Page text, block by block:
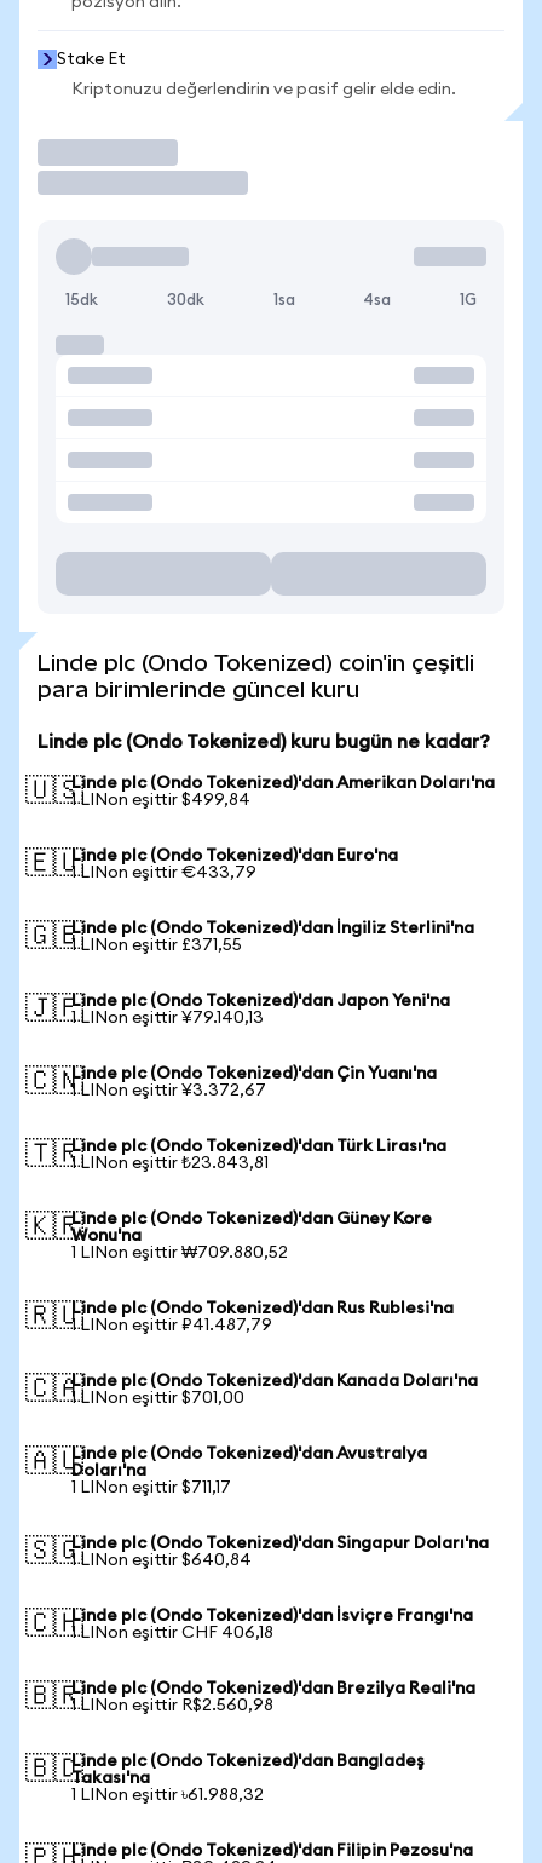
Stake Et
Kriptonuzu değerlendirin ve pasif gelir elde edin.
15dk 30dk 1sa 4sa 1G
Linde plc (Ondo Tokenized) coin'in çeşitli
para birimlerinde güncel kuru
Linde plc (Ondo Tokenized) kuru bugün ne kadar?
🇺🇸Linde plc (Ondo Tokenized)'dan Amerikan Doları'na
1 LINon eşittir $499,84
🇪🇺Linde plc (Ondo Tokenized)'dan Euro'na
1 LINon eşittir €433,79
🇬🇧Linde plc (Ondo Tokenized)'dan İngiliz Sterlini'na
1 LINon eşittir £371,55
🇯🇵Linde plc (Ondo Tokenized)'dan Japon Yeni'na
1 LINon eşittir ¥79.140,13
🇨🇳Linde plc (Ondo Tokenized)'dan Çin Yuanı'na
1 LINon eşittir ¥3.372,67
🇹🇷Linde plc (Ondo Tokenized)'dan Türk Lirası'na
1 LINon eşittir ₺23.843,81
🇰🇷Linde plc (Ondo Tokenized)'dan Güney Kore
Wonu'na
1 LINon eşittir ₩709.880,52
🇷🇺Linde plc (Ondo Tokenized)'dan Rus Rublesi'na
1 LINon eşittir ₽41.487,79
🇨🇦Linde plc (Ondo Tokenized)'dan Kanada Doları'na
1 LINon eşittir $701,00
🇦🇺Linde plc (Ondo Tokenized)'dan Avustralya
Doları'na
1 LINon eşittir $711,17
🇸🇬Linde plc (Ondo Tokenized)'dan Singapur Doları'na
1 LINon eşittir $640,84
🇨🇭Linde plc (Ondo Tokenized)'dan İsviçre Frangı'na
1 LINon eşittir CHF 406,18
🇧🇷Linde plc (Ondo Tokenized)'dan Brezilya Reali'na
1 LINon eşittir R$2.560,98
🇧🇩Linde plc (Ondo Tokenized)'dan Bangladeş
Takası'na
1 LINon eşittir ৳61.988,32
Linde plc (Ondo Tokenized)'dan Filipin Pezosu'na